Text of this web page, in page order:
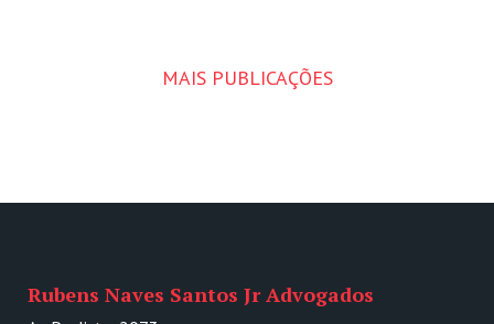
MAIS PUBLICAÇÕES
Rubens Naves Santos Jr Advogados